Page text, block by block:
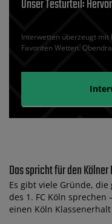
Unser Testurteil:
Interwetten überzeugt mit
Favoriten Wetten.
Das spricht für den
Es gibt viele Gründe,
des 1. FC Köln
einen Köln Klassenerhalt